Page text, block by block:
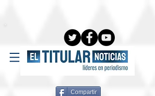
Compartir